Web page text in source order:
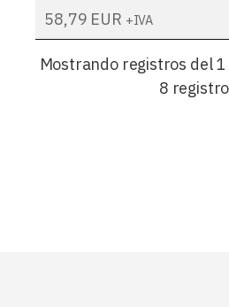
58,79 EUR +IVA
Mostrando registros del
8